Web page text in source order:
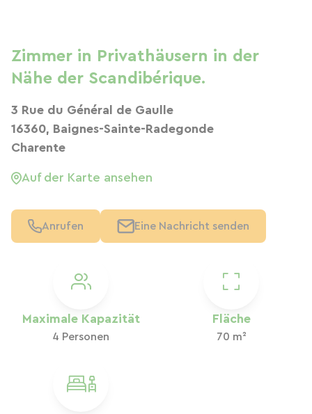
Maximale Kapazität
4 Personen
Fläche
70 m²
Zimmer in Privathäusern in der
Nähe der Scandibérique.
3 Rue du Général de Gaulle
16360, Baignes-Sainte-Radegonde
Charente
Auf der Karte ansehen
Anrufen Eine Nachricht senden